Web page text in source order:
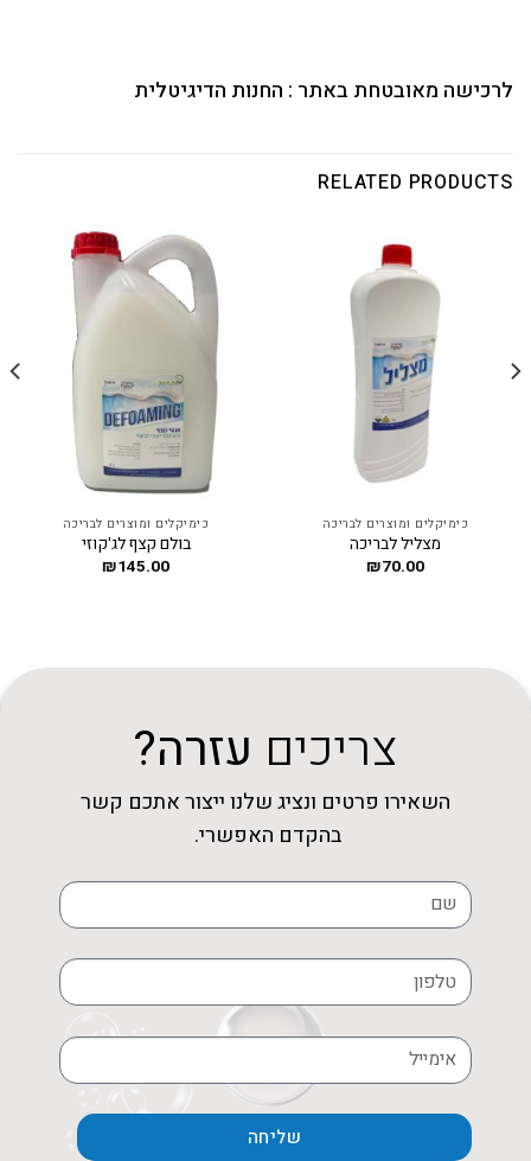
לרכישה מאובטחת באתר : החנות הדיגיטלית
RELATED PRODUCTS
כימיקלים ומוצרים לבריכה
מצליל לבריכה
₪70.00
כימיקלים ומוצרים לבריכה
בולם קצף לג'קוזי
₪145.00
צריכים עזרה?
השאירו פרטים ונציג שלנו ייצור אתכם קשר
בהקדם האפשרי.
שליחה